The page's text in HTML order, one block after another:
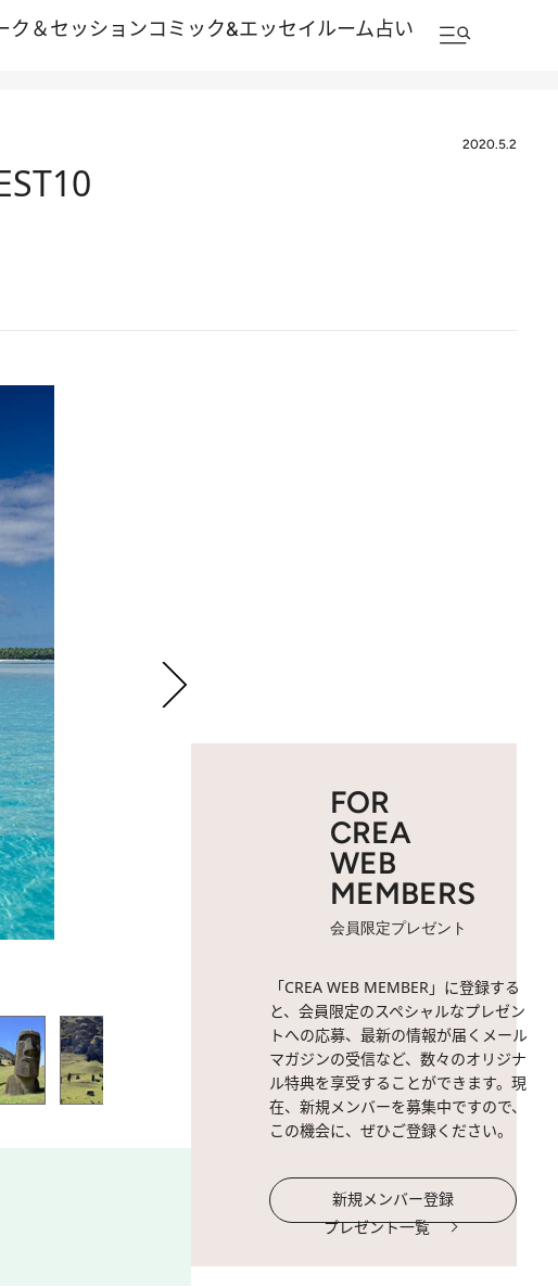
ク＆セッションコミック&エッセイルーム占い
2020.5.2
FOR
CREA
WEB
MEMBERS
会員限定プレゼント
「CREA WEB MEMBER」に登録する
と、会員限定のスペシャルなプレゼン
トへの応募、最新の情報が届くメール
マガジンの受信など、数々のオリジナ
ル特典を享受することができます。現
在、新規メンバーを募集中ですので、
この機会に、ぜひご登録ください。
新規メンバー登録
プレゼント一覧